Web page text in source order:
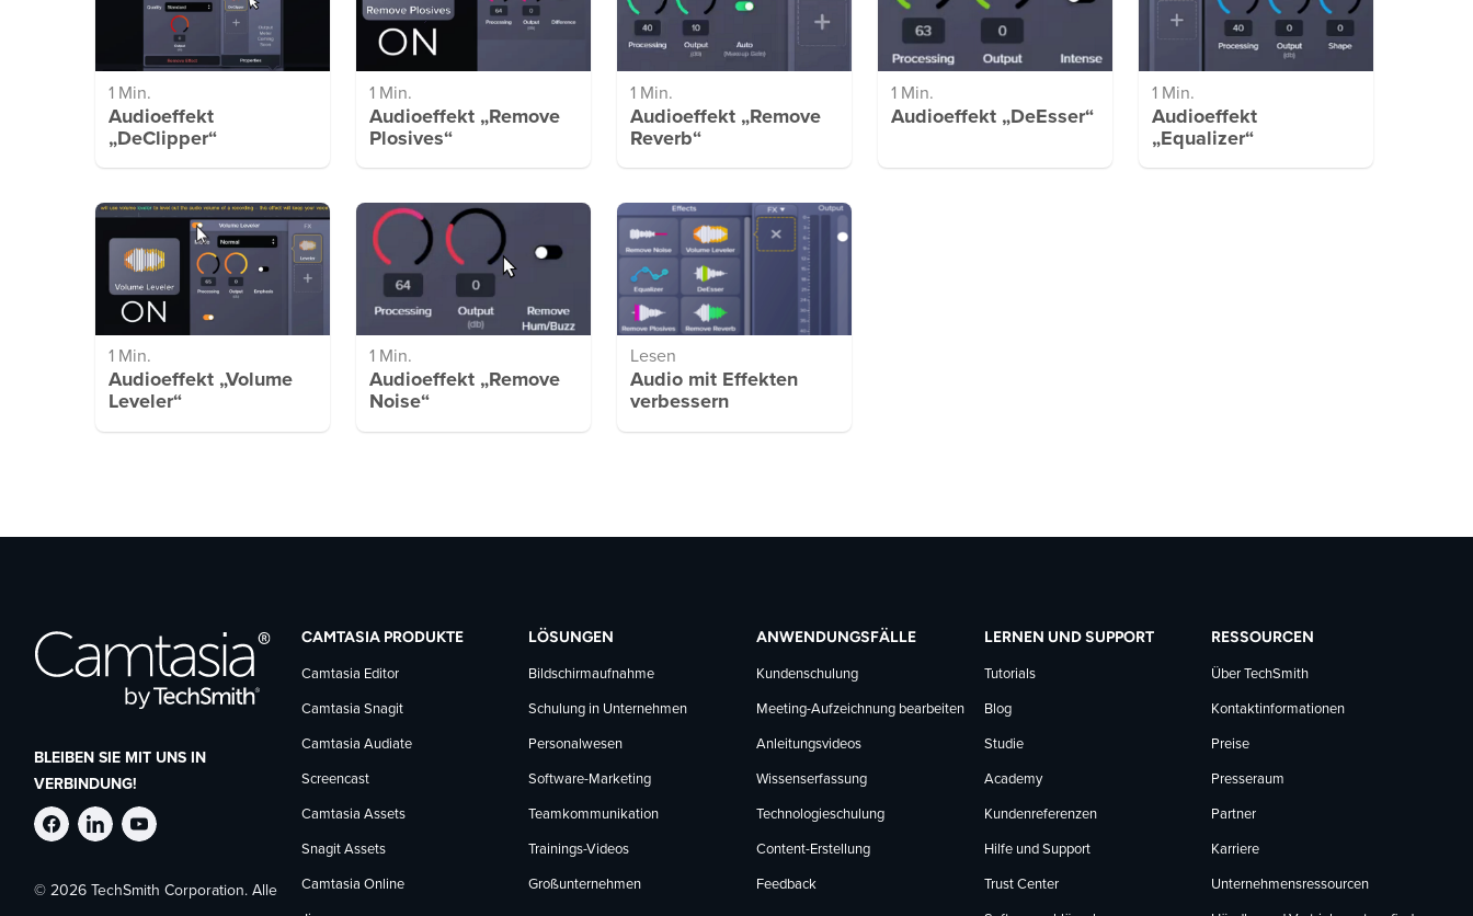
1 Min.
Audioeffekt
„DeClipper“
1 Min.
Audioeffekt „Remove
Plosives“
1 Min.
Audioeffekt „Remove
Reverb“
1 Min.
Audioeffekt „DeEsser“
1 Min.
Audioeffekt
„Equalizer“
1 Min.
Audioeffekt „Volume
Leveler“
1 Min.
Audioeffekt „Remove
Noise“
Lesen
Audio mit Effekten
verbessern
BLEIBEN SIE MIT UNS IN
VERBINDUNG!
TechSmith
auf
TechSmith
auf
TechSmith
auf
© 2026 TechSmith Corporation. Alle
CAMTASIA PRODUKTE
Camtasia Editor
Camtasia Snagit
Camtasia Audiate
Screencast
Camtasia Assets
Snagit Assets
Camtasia Online
LÖSUNGEN
Bildschirmaufnahme
Schulung in Unternehmen
Personalwesen
Software-Marketing
Teamkommunikation
Trainings-Videos
Großunternehmen
ANWENDUNGSFÄLLE
Kundenschulung
Meeting-Aufzeichnung bearbeiten
Anleitungsvideos
Wissenserfassung
Technologieschulung
Content-Erstellung
Feedback
LERNEN UND SUPPORT
Tutorials
Blog
Studie
Academy
Kundenreferenzen
Hilfe und Support
Trust Center
RESSOURCEN
Über TechSmith
Kontaktinformationen
Preise
Presseraum
Partner
Karriere
Unternehmensressourcen